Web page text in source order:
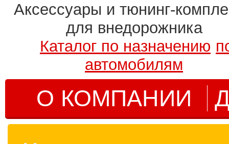
Аксессуары и тюнинг-
для внедорожника
Каталог по назначению
автомобилям
О КОМПАНИИ